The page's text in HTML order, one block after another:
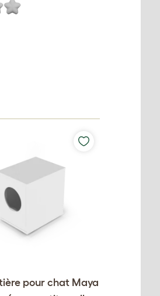
pour chat Maya